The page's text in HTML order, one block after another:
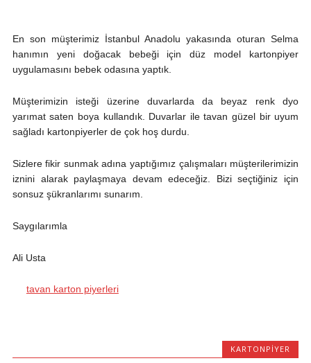
En son müşterimiz İstanbul Anadolu yakasında oturan Selma
hanımın yeni doğacak bebeği için düz model kartonpiyer
uygulamasını bebek odasına yaptık.
Müşterimizin isteği üzerine duvarlarda da beyaz renk dyo
yarımat saten boya kullandık. Duvarlar ile tavan güzel bir uyum
sağladı kartonpiyerler de çok hoş durdu.
Sizlere fikir sunmak adına yaptığımız çalışmaları müşterilerimizin
iznini alarak paylaşmaya devam edeceğiz. Bizi seçtiğiniz için
sonsuz şükranlarımı sunarım.
Saygılarımla
Ali Usta
tavan karton piyerleri
KARTONPIYER